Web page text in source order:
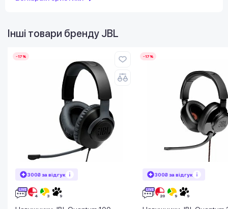
Інші товари бренду JBL
-17%
300₴ за відгук
-17%
300₴ за відгук